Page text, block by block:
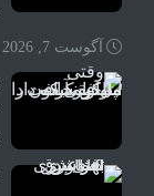
آگوست 7, 2026